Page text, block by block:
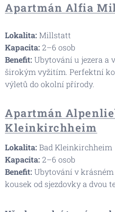
Apartmán Alfia
Lokalita: Millstatt
Kapacita: 2–6 osob
Benefit: Ubytování u jezera a
širokým vyžitím. Perfektní
výletů do okolní přírody.
Apartmán
Kleinkirchheim
Lokalita: Bad Kleinkirchheim
Kapacita: 2–6 osob
Benefit: Ubytování v
kousek od sjezdovky a dvou